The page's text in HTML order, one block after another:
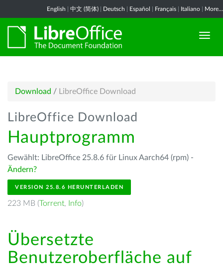
English 中文 (简体) Deutsch Español Français Italiano More...
Download / LibreOffice Download
LibreOffice Download
Hauptprogramm
Gewählt: LibreOffice 25.8.6 für Linux Aarch64 (rpm) -
Ändern?
VERSION 25.8.6 HERUNTERLADEN
223 MB (Torrent, Info)
Übersetzte
Benutzeroberfläche auf